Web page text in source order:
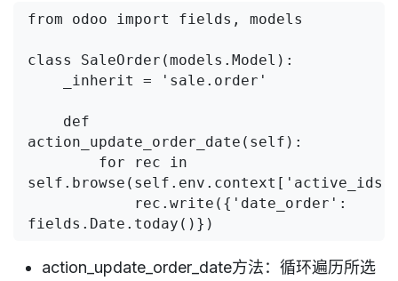
from odoo import fields, models
class SaleOrder(models.Model):
action_update_order_date(self):
action_update_order_date方法：循环遍历所选